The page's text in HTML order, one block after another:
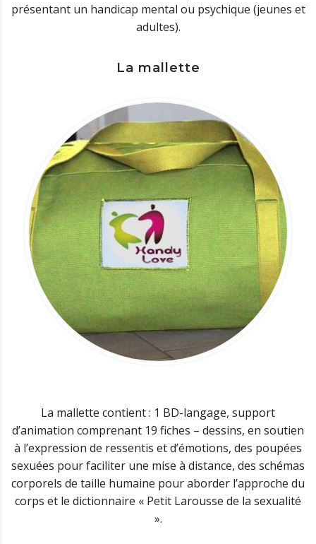
présentant un handicap mental ou psychique (jeunes et
adultes).
La mallette
La mallette contient : 1 BD-langage, support
d’animation comprenant 19 fiches – dessins, en soutien
à l’expression de ressentis et d’émotions, des poupées
sexuées pour faciliter une mise à distance, des schémas
corporels de taille humaine pour aborder l’approche du
corps et le dictionnaire « Petit Larousse de la sexualité
».